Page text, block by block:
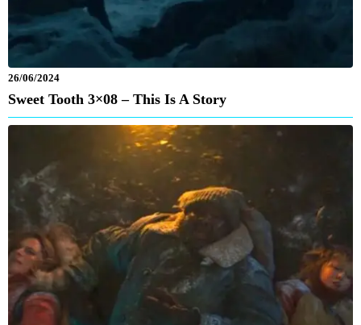
26/06/2024
Sweet Tooth 3×08 – This Is A Story